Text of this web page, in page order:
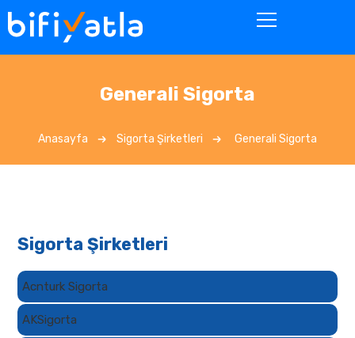
Generali Sigorta
Anasayfa Sigorta Şirketleri Generali Sigorta
Sigorta Şirketleri
Acnturk Sigorta
AKSigorta